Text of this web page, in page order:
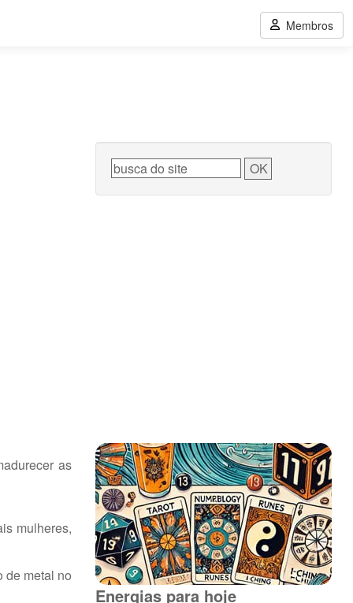
as
mulheres,
de metal no
Energias para hoje
Membros